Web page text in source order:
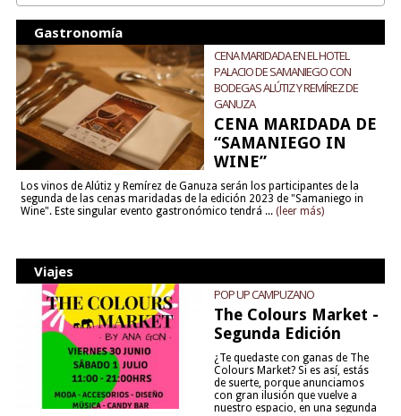
Gastronomía
CENA MARIDADA EN EL HOTEL
PALACIO DE SAMANIEGO CON
BODEGAS ALÚTIZ Y REMÍREZ DE
GANUZA
CENA MARIDADA DE
“SAMANIEGO IN
WINE”
Los vinos de Alútiz y Remírez de Ganuza serán los participantes de la
segunda de las cenas maridadas de la edición 2023 de "Samaniego in
Wine". Este singular evento gastronómico tendrá ... (leer más)
Viajes
POP UP CAMPUZANO
The Colours Market -
Segunda Edición
¿Te quedaste con ganas de The
Colours Market? Si es así, estás
de suerte, porque anunciamos
con gran ilusión que vuelve a
nuestro espacio, en una segunda